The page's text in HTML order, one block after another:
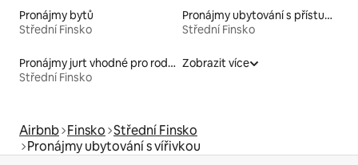
Pronájmy bytů
Střední Finsko
Pronájmy ubytování s přístupem k jezeru
Střední Finsko
Pronájmy jurt vhodné pro rodiny s dětmi
Střední Finsko
Zobrazit více
Airbnb Finsko Střední Finsko
Pronájmy ubytování s vířivkou